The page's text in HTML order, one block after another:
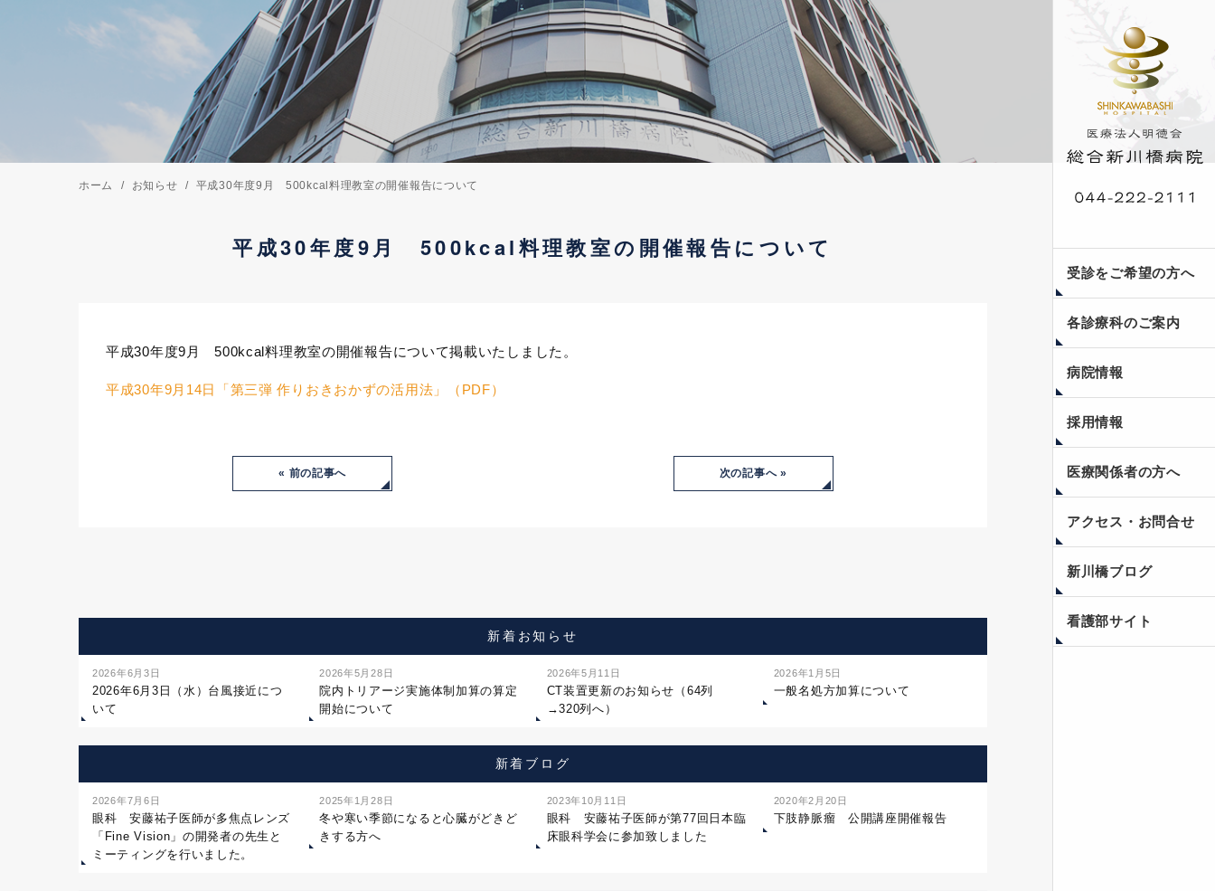
受診をご希望の方へ
各診療科のご案内
病院情報
採用情報
医療関係者の方へ
アクセス・お問合せ
新川橋ブログ
看護部サイト
ホーム お知らせ 平成30年度9月 500kcal料理教室の開催報告について
平成30年度9月 500kcal料理教室の開催報告について
平成30年度9月 500kcal料理教室の開催報告について掲載いたしました。
平成30年9月14日「第三弾 作りおきおかずの活用法」（PDF）
« 前の記事へ 次の記事へ »
新着お知らせ
2026年6月3日
2026年6月3日（水）台風接近につ
いて
2026年5月28日
院内トリアージ実施体制加算の算定
開始について
2026年5月11日
CT装置更新のお知らせ（64列
→320列へ）
2026年1月5日
一般名処方加算について
新着ブログ
2026年7月6日
眼科 安藤祐子医師が多焦点レンズ
「Fine Vision」の開発者の先生と
ミーティングを行いました。
2025年1月28日
冬や寒い季節になると心臓がどきど
きする方へ
2023年10月11日
眼科 安藤祐子医師が第77回日本臨
床眼科学会に参加致しました
2020年2月20日
下肢静脈瘤 公開講座開催報告